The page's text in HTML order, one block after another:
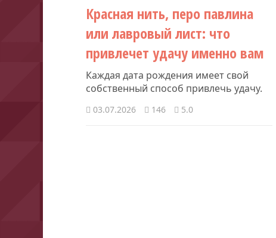
Красная нить, перо павлина
или лавровый лист: что
привлечет удачу именно вам
Каждая дата рождения имеет свой
собственный способ привлечь удачу.
03.07.2026 146 5.0